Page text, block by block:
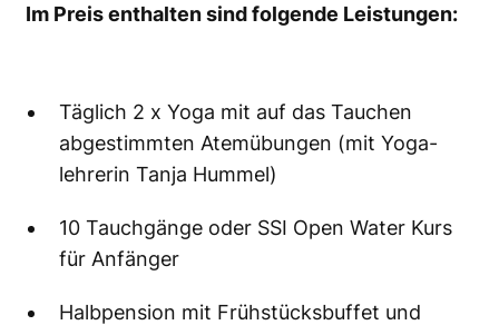
Im Preis enthalten sind folgende Leistungen:
Täglich 2 x Yoga mit auf das Tauchen
abgestimmten Atemübungen (mit Yoga-
lehrerin Tanja Hummel)
10 Tauchgänge oder SSI Open Water Kurs
für Anfänger
Halbpension mit Frühstücksbuffet und